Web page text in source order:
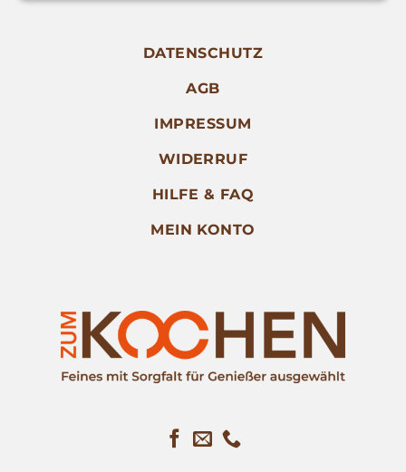
DATENSCHUTZ
AGB
IMPRESSUM
WIDERRUF
HILFE & FAQ
MEIN KONTO